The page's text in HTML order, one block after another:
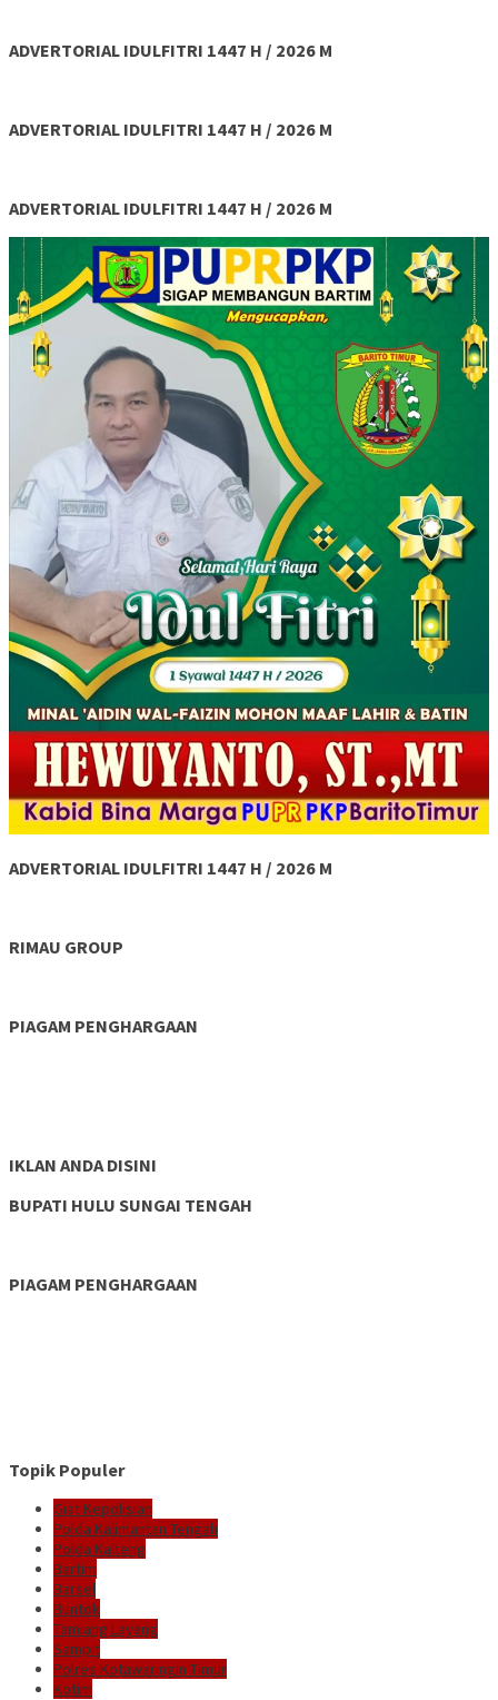
ADVERTORIAL IDULFITRI 1447 H / 2026 M
ADVERTORIAL IDULFITRI 1447 H / 2026 M
ADVERTORIAL IDULFITRI 1447 H / 2026 M
ADVERTORIAL IDULFITRI 1447 H / 2026 M
RIMAU GROUP
PIAGAM PENGHARGAAN
IKLAN ANDA DISINI
BUPATI HULU SUNGAI TENGAH
PIAGAM PENGHARGAAN
Topik Populer
Giat Kepolisian
Polda Kalimantan Tengah
Polda Kalteng
Bartim
Barsel
Buntok
Tamiang Layang
Sampit
Polres Kotawaringin Timur
Kotim